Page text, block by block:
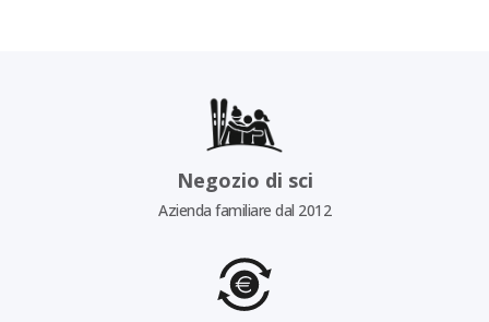
Negozio di sci
Azienda familiare dal 2012